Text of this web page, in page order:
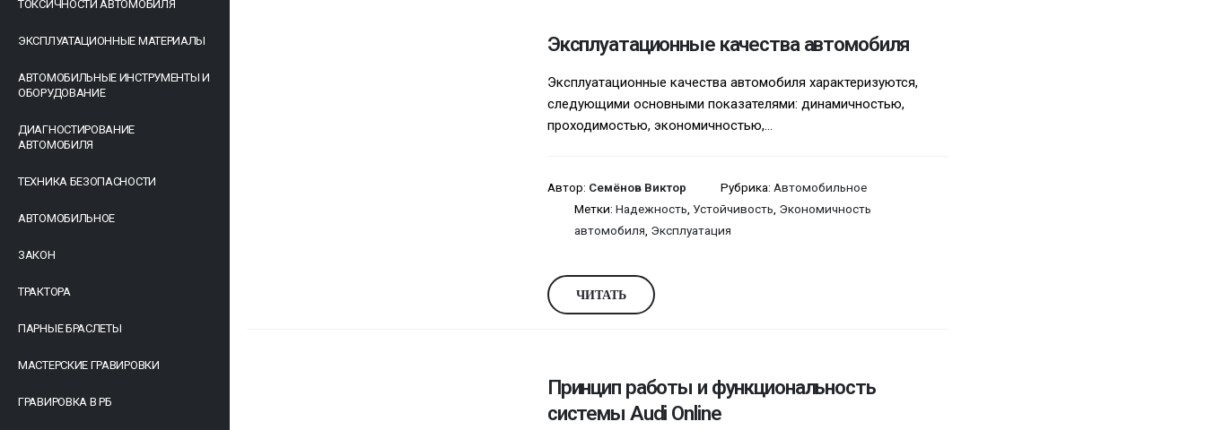
ТОКСИЧНОСТИ АВТОМОБИЛЯ
ЭКСПЛУАТАЦИОННЫЕ МАТЕРИАЛЫ
АВТОМОБИЛЬНЫЕ ИНСТРУМЕНТЫ И
ОБОРУДОВАНИЕ
ДИАГНОСТИРОВАНИЕ
АВТОМОБИЛЯ
ТЕХНИКА БЕЗОПАСНОСТИ
АВТОМОБИЛЬНОЕ
ЗАКОН
ТРАКТОРА
ПАРНЫЕ БРАСЛЕТЫ
МАСТЕРСКИЕ ГРАВИРОВКИ
ГРАВИРОВКА В РБ
Эксплуатационные качества автомобиля
Эксплуатационные качества автомобиля характеризуются,
следующими основными показателями: динамичностью,
проходимостью, экономичностью,...
Автор: Семёнов Виктор Рубрика: Автомобильное
Метки: Надежность Устойчивость Экономичность
автомобиля Эксплуатация
ЧИТАТЬ
Принцип работы и функциональность
системы Audi Online